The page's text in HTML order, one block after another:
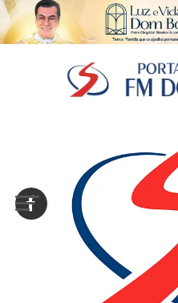
Sair da